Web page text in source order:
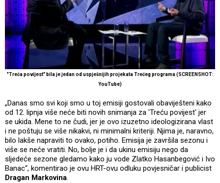
"Treća povijest" bila je jedan od uspješnijih projekata Trećeg programa (SCREENSHOT:
YouTube)
„Danas smo svi koji smo u toj emisiji gostovali obaviješteni kako
od 12. lipnja više neće biti novih snimanja za 'Treću povijest' jer
se ukida. Mene to ne čudi, jer je ovo izuzetno ideologizirana vlast
i ne poštuju se više nikakvi, ni minimalni kriteriji. Njima je, naravno,
bilo lakše napraviti to ovako, potiho. Emisija je završila sezonu i
više se neće vratiti. No, bolje je i da ukinu emisiju nego da
sljedeće sezone gledamo kako ju vode Zlatko Hasanbegović i Ivo
Banac“, komentirao je ovu HRT-ovu odluku povjesničar i publicist
Dragan Markovina.